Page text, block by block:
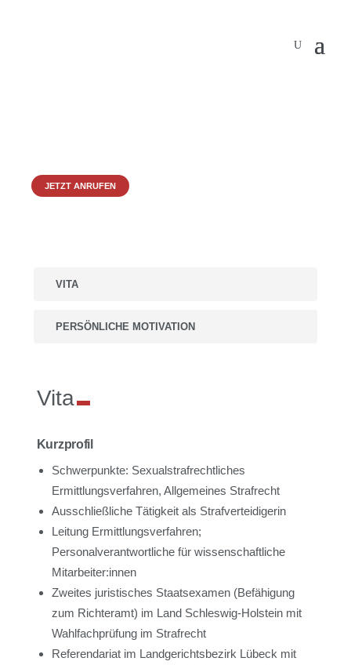
JETZT ANRUFEN
VITA
PERSÖNLICHE MOTIVATION
Vita
Kurzprofil
Schwerpunkte: Sexualstrafrechtliches
Ermittlungsverfahren, Allgemeines Strafrecht
Ausschließliche Tätigkeit als Strafverteidigerin
Leitung Ermittlungsverfahren;
Personalverantwortliche für wissenschaftliche
Mitarbeiter:innen
Zweites juristisches Staatsexamen (Befähigung
zum Richteramt) im Land Schleswig-Holstein mit
Wahlfachprüfung im Strafrecht
Referendariat im Landgerichtsbezirk Lübeck mit